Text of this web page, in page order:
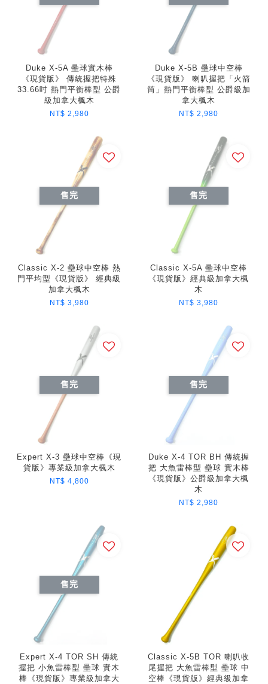
Duke X-5A 壘球實木棒
《現貨版》 傳統握把特殊
33.66吋 熱門平衡棒型 公爵
級加拿大楓木
NT$ 2,980
Duke X-5B 壘球中空棒
《現貨版》 喇叭握把「火箭
筒」熱門平衡棒型 公爵級加
拿大楓木
NT$ 2,980
售完
Classic X-2 壘球中空棒 熱
門平均型《現貨版》 經典級
加拿大楓木
NT$ 3,980
售完
Classic X-5A 壘球中空棒
《現貨版》經典級加拿大楓
木
NT$ 3,980
售完
Expert X-3 壘球中空棒《現
貨版》專業級加拿大楓木
NT$ 4,800
售完
Duke X-4 TOR BH 傳統握
把 大魚雷棒型 壘球 實木棒
《現貨版》公爵級加拿大楓
木
NT$ 2,980
售完
Expert X-4 TOR SH 傳統
握把 小魚雷棒型 壘球 實木
棒《現貨版》專業級加拿大
Classic X-5B TOR 喇叭收
尾握把 大魚雷棒型 壘球 中
空棒《現貨版》經典級加拿